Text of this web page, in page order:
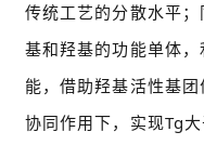
传统工艺的分散水平
基和羟基的功能单体
能，借助羟基活性基
协同作用下，实现Tg